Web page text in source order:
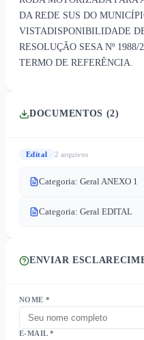
DA REDE SUS DO
VISTADISPONIBILIDADE
RESOLUÇÃO SESA Nº
TERMO DE REFERÊNCIA.
DOCUMENTOS (2)
Edital 2 arquivos
Categoria: Geral ANEXO 1
Categoria: Geral EDITAL
ENVIAR
NOME *
E-MAIL *